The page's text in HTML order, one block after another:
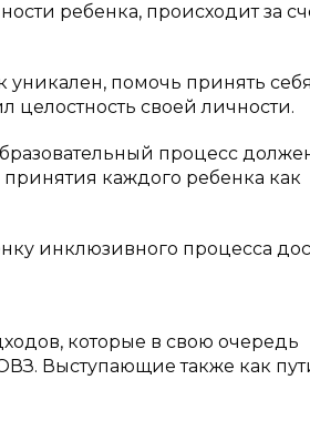
ребенка, происходит за
уникален, помочь принять
целостность своей личности.
процесс
принятия каждого ребенка как
инклюзивного процесса
которые в свою очередь
Выступающие также как